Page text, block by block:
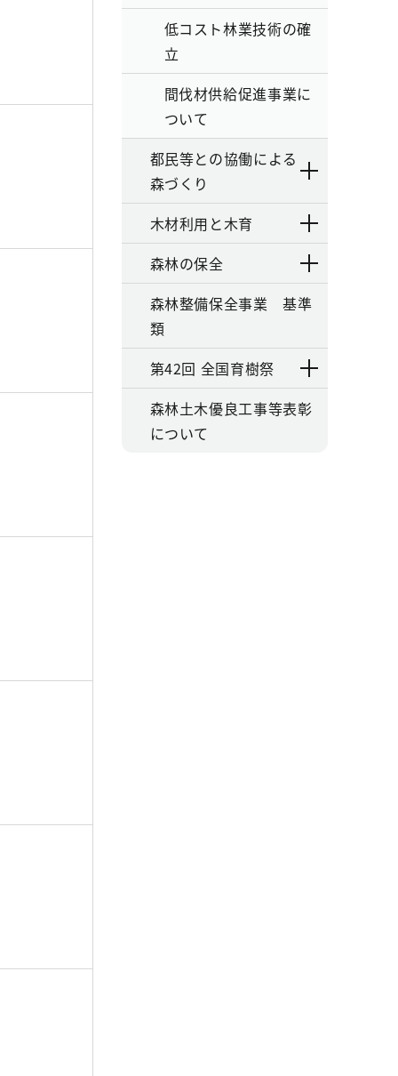
低コスト林業技術の確
立
間伐材供給促進事業に
ついて
都民等との協働による
森づくり
木材利用と木育
森林の保全
森林整備保全事業 基準
類
第42回 全国育樹祭
森林土木優良工事等表彰
について